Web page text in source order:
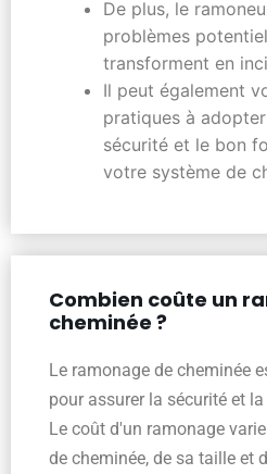
De plus, le
problèmes
transforment en
Il peut également
pratiques à
sécurité et le bon
votre système de
Combien coûte un
cheminée ?
Le ramonage de cheminée
pour assurer la sécurité et
Le coût d'un ramonage
de cheminée, de sa taille et